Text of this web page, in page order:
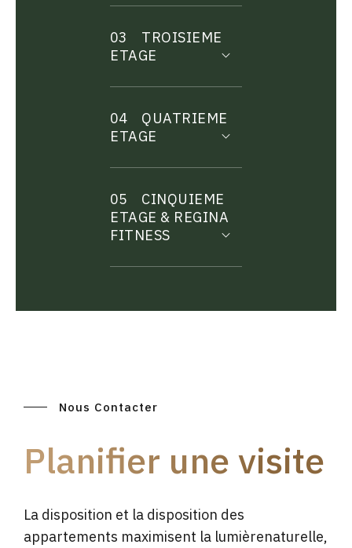
03
TROISIEME
ETAGE
04
QUATRIEME
ETAGE
05
CINQUIEME
ETAGE & REGINA
FITNESS
Nous Contacter
Planifier une visite
La disposition et la disposition des
appartements maximisent la lumièrenaturelle,